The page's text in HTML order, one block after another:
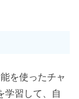
を使ったチャ
学習して、自